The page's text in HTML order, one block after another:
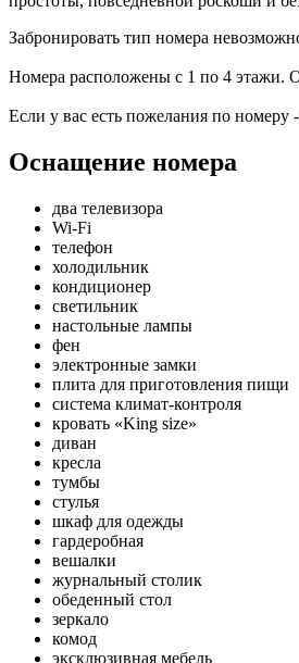
Забронировать тип номера
Номера расположены с 1 по 4 этажи.
Если у вас есть пожелания по
Оснащение номера
два телевизора
Wi-Fi
телефон
холодильник
кондиционер
светильник
настольные лампы
фен
электронные замки
плита для приготовления пищи
система климат-контроля
кровать «King size»
диван
кресла
тумбы
стулья
шкаф для одежды
гардеробная
вешалки
журнальный столик
обеденный стол
зеркало
комод
эксклюзивная мебель